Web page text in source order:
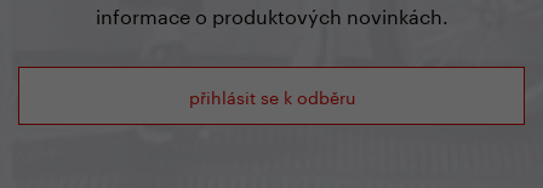
informace o produktových novinkách.
přihlásit se k odběru